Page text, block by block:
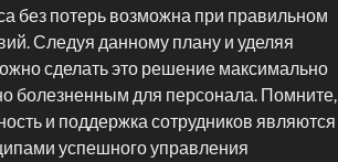
без потерь возможна при правильном
Следуя данному плану и уделяя
сделать это решение максимально
болезненным для персонала. Помните,
и поддержка сотрудников являются
успешного управления